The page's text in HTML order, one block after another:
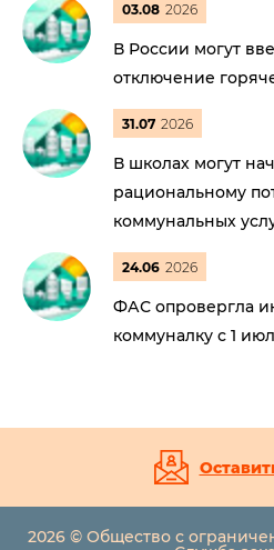
03.08 2026
В России могут
отключение
31.07 2026
В школах могут
рациональному
коммунальных
24.06 2026
ФАС опровергла
коммуналку с 1
2026 © Общество с